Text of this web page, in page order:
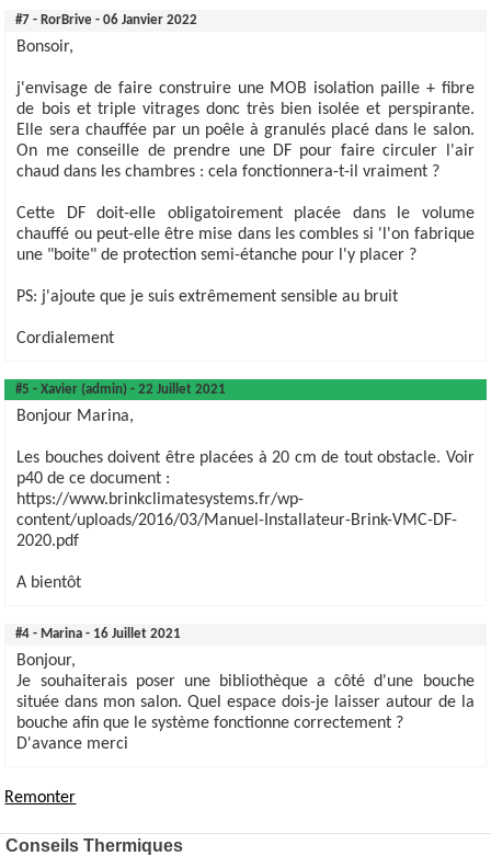
#7 - RorBrive - 06 Janvier 2022
Bonsoir,
j'envisage de faire construire une MOB isolation paille + fibre
de bois et triple vitrages donc très bien isolée et perspirante.
Elle sera chauffée par un poêle à granulés placé dans le salon.
On me conseille de prendre une DF pour faire circuler l'air
chaud dans les chambres : cela fonctionnera-t-il vraiment ?
Cette DF doit-elle obligatoirement placée dans le volume
chauffé ou peut-elle être mise dans les combles si 'l'on fabrique
une "boite" de protection semi-étanche pour l'y placer ?
PS: j'ajoute que je suis extrêmement sensible au bruit
Cordialement
#5 - Xavier (admin) - 22 Juillet 2021
Bonjour Marina,
Les bouches doivent être placées à 20 cm de tout obstacle. Voir
p40 de ce document :
https://www.brinkclimatesystems.fr/wp-
content/uploads/2016/03/Manuel-Installateur-Brink-VMC-DF-
2020.pdf
A bientôt
#4 - Marina - 16 Juillet 2021
Bonjour,
Je souhaiterais poser une bibliothèque a côté d'une bouche
située dans mon salon. Quel espace dois-je laisser autour de la
bouche afin que le système fonctionne correctement ?
D'avance merci
Remonter
Conseils Thermiques